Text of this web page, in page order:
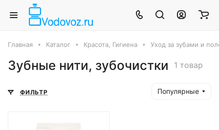
Главная Каталог Красота, Гигиена Уход за зубами и
Зубные нити, зубочистки 1 товар
ФИЛЬТР Популярные